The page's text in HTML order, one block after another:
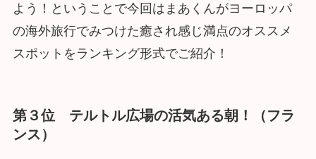
よう！ということで今回はまあくんがヨーロッパ
の海外旅行でみつけた癒され感じ満点のオススメ
スポットをランキング形式でご紹介！
第３位 テルトル広場の活気ある朝！（フラ
ンス）